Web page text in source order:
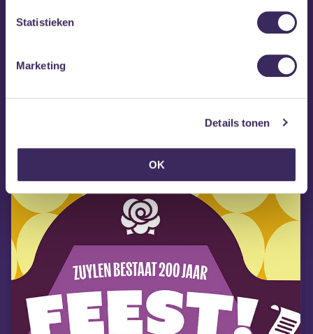
Statistieken
Marketing
Details tonen
OK
do 13 aug
Jungle – Sunshine